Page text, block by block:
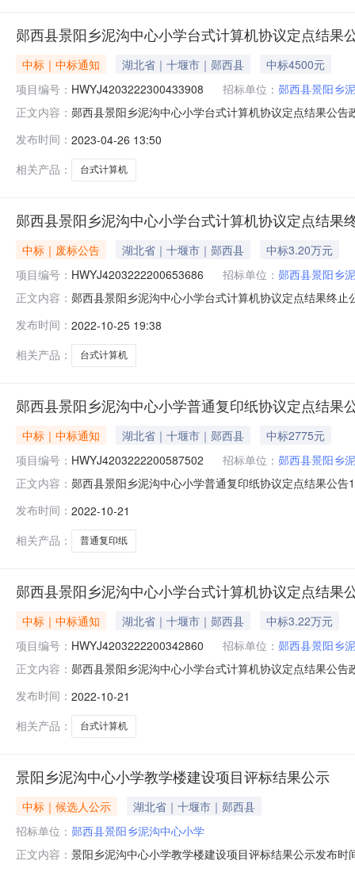
郧西县景阳乡泥沟中心小学台式计算机协议定点结果
中标｜中标通知 湖北省｜十堰市｜郧西县
中标4500元
项目编号： HWYJ4203222300433908 招标单位： 郧西县景阳乡
正文内容： 郧西县景阳乡泥沟中心小学台式计算机协议定点结果公
的：序号商品名称品目品牌型号数量商城最低价单价小
发布时间： 2023-04-26 13:50
相关产品：
台式计算机
郧西县景阳乡泥沟中心小学台式计算机协议定点结果
中标｜废标公告 湖北省｜十堰市｜郧西县
中标3.20万元
项目编号： HWYJ4203222200653686 招标单位： 郧西县景阳乡
正文内容： 郧西县景阳乡泥沟中心小学台式计算机协议定点结果终
低价单价小计1台式计算机联想/lenovo启天M437-
发布时间： 2022-10-25 19:38
相关产品：
台式计算机
郧西县景阳乡泥沟中心小学普通复印纸协议定点结果
中标｜中标通知 湖北省｜十堰市｜郧西县
中标2775元
项目编号： HWYJ4203222200587502 招标单位： 郧西县景阳乡
正文内容： 郧西县景阳乡泥沟中心小学普通复印纸协议定点结果公
西分公司9、成交日期：2022-10-2114:08:5710、执行
发布时间： 2022-10-21
相关产品：
普通复印纸
郧西县景阳乡泥沟中心小学台式计算机协议定点结果
中标｜中标通知 湖北省｜十堰市｜郧西县
中标3.22万元
项目编号： HWYJ4203222200342860 招标单位： 郧西县景阳乡
正文内容： 郧西县景阳乡泥沟中心小学台式计算机协议定点结果公
月21日执行方式：议价成交内容：序号商品名称品目品
发布时间： 2022-10-21
相关产品：
台式计算机
景阳乡泥沟中心小学教学楼建设项目评标结果公示
中标｜候选人公示
湖北省｜十堰市｜郧西县
招标单位： 郧西县景阳乡泥沟中心小学
正文内容： 景阳乡泥沟中心小学教学楼建设项目评标结果公示发布